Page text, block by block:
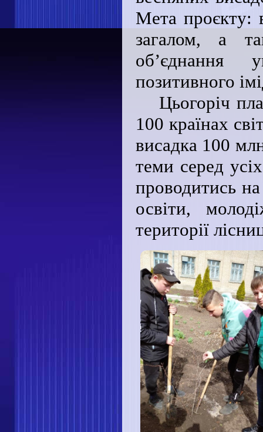
Мета проєкту:
загалом, а
об’єднання
позитивного
Цьогоріч
100 країнах
висадка 100
теми серед
проводитись на
освіти,
території